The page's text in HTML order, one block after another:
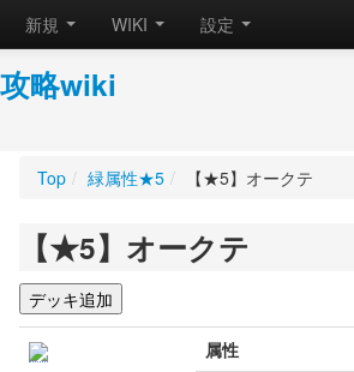
新規 WIKI 設定
略wiki
Top / 緑属性★5 / 【★5】オークテ
【★5】オークテ
属性